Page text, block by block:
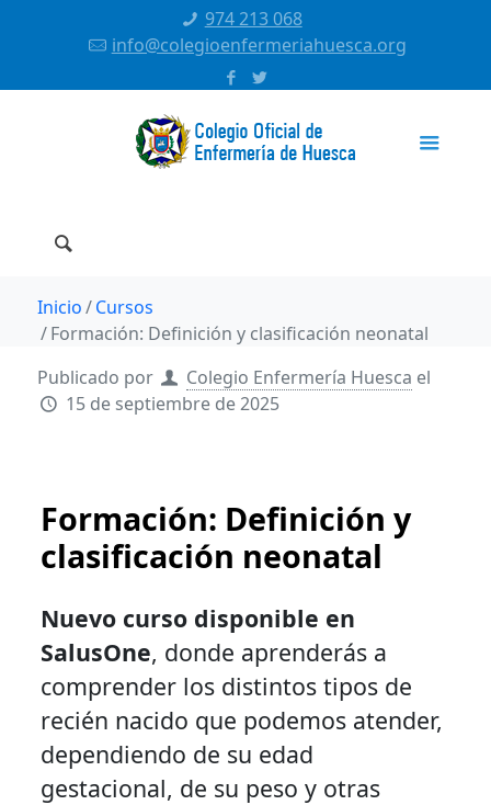
974 213 068
info@colegioenfermeriahuesca.org
Inicio
Cursos
Formación: Definición y clasificación neonatal
Publicado por
Colegio Enfermería Huesca el
15 de septiembre de 2025
Formación: Definición y
clasificación neonatal
Nuevo curso disponible en
SalusOne, donde aprenderás a
comprender los distintos tipos de
recién nacido que podemos atender,
dependiendo de su edad
gestacional, de su peso y otras